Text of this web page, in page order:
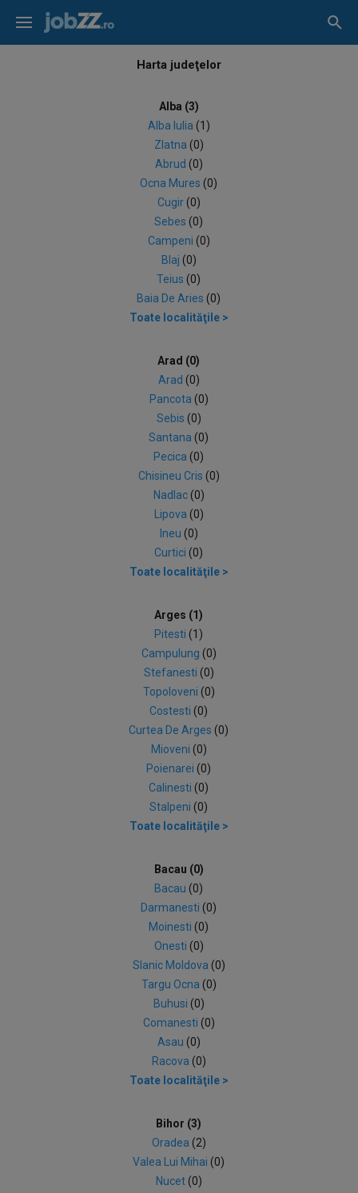
Harta judeţelor
Alba (3)
Alba Iulia (1)
Zlatna (0)
Abrud (0)
Ocna Mures (0)
Cugir (0)
Sebes (0)
Campeni (0)
Blaj (0)
Teius (0)
Baia De Aries (0)
Toate localităţile >
Arad (0)
Arad (0)
Pancota (0)
Sebis (0)
Santana (0)
Pecica (0)
Chisineu Cris (0)
Nadlac (0)
Lipova (0)
Ineu (0)
Curtici (0)
Toate localităţile >
Arges (1)
Pitesti (1)
Campulung (0)
Stefanesti (0)
Topoloveni (0)
Costesti (0)
Curtea De Arges (0)
Mioveni (0)
Poienarei (0)
Calinesti (0)
Stalpeni (0)
Toate localităţile >
Bacau (0)
Bacau (0)
Darmanesti (0)
Moinesti (0)
Onesti (0)
Slanic Moldova (0)
Targu Ocna (0)
Buhusi (0)
Comanesti (0)
Asau (0)
Racova (0)
Toate localităţile >
Bihor (3)
Oradea (2)
Valea Lui Mihai (0)
Nucet (0)